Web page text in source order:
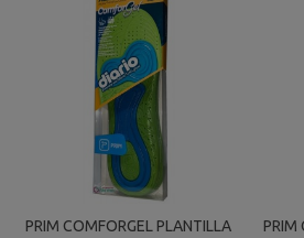
PRIM COMFORGEL PLANTILLA
PRIM